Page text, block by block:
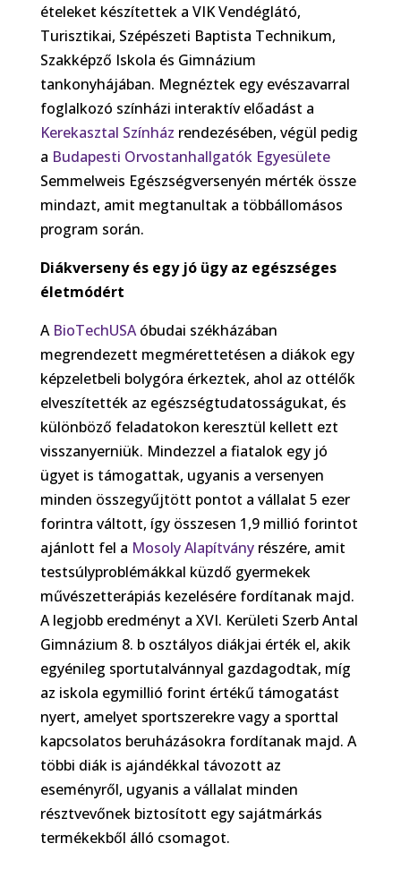
ételeket készítettek a VIK Vendéglátó,
Turisztikai, Szépészeti Baptista Technikum,
Szakképző Iskola és Gimnázium
tankonyhájában. Megnéztek egy evészavarral
foglalkozó színházi interaktív előadást a
Kerekasztal Színház rendezésében, végül pedig
a Budapesti Orvostanhallgatók Egyesülete
Semmelweis Egészségversenyén mérték össze
mindazt, amit megtanultak a többállomásos
program során.
Diákverseny és egy jó ügyaz egészséges
életmódért
A BioTechUSAóbudai székházában
megrendezett megmérettetésen a diákok egy
képzeletbeli bolygóra érkeztek, ahol az ottélők
elveszítették az egészségtudatosságukat, és
különböző feladatokon keresztül kellett ezt
visszanyerniük. Mindezzel a fiatalok egy jó
ügyet is támogattak, ugyanis a versenyen
minden összegyűjtött pontot a vállalat 5 ezer
forintra váltott, így összesen 1,9 millió forintot
ajánlott fel a Mosoly Alapítványrészére, amit
testsúlyproblémákkal küzdő gyermekek
művészetterápiás kezelésére fordítanak majd.
A legjobb eredményt a XVI. Kerületi Szerb Antal
Gimnázium 8. b osztályos diákjai érték el, akik
egyénileg sportutalvánnyal gazdagodtak, míg
az iskola egymillió forint értékű támogatást
nyert, amelyet sportszerekre vagy a sporttal
kapcsolatos beruházásokra fordítanak majd. A
többi diák is ajándékkal távozott az
eseményről, ugyanis a vállalat minden
résztvevőnek biztosított egy sajátmárkás
termékekből álló csomagot.